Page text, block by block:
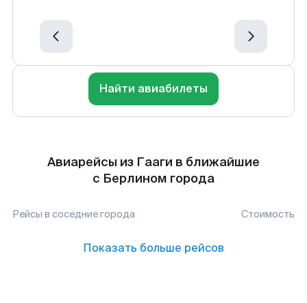
Найти авиабилеты
Авиарейсы из Гааги в ближайшие
с Берлином города
Рейсы в соседние города Стоимость
Показать больше рейсов